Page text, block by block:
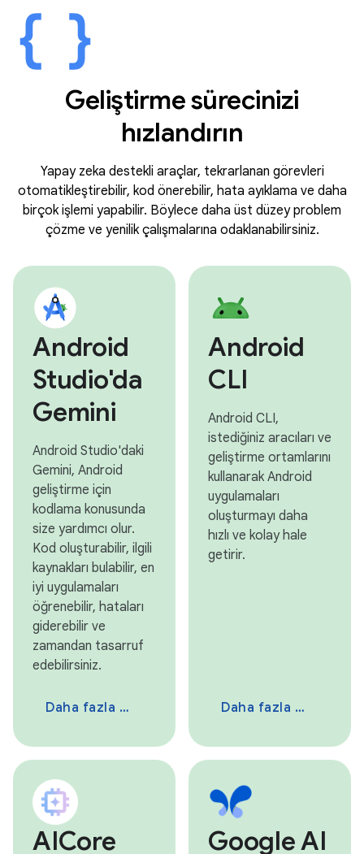
Geliştirme sürecinizi
hızlandırın
Yapay zeka destekli araçlar, tekrarlanan görevleri
otomatikleştirebilir, kod önerebilir, hata ayıklama ve daha
birçok işlemi yapabilir. Böylece daha üst düzey problem
çözme ve yenilik çalışmalarına odaklanabilirsiniz.
Android
Studio'da
Gemini
Android Studio'daki
Gemini, Android
geliştirme için
kodlama konusunda
size yardımcı olur.
Kod oluşturabilir, ilgili
kaynakları bulabilir, en
iyi uygulamaları
öğrenebilir, hataları
giderebilir ve
zamandan tasarruf
edebilirsiniz.
Daha fazla bilgi
Android
CLI
Android CLI,
istediğiniz aracıları ve
geliştirme ortamlarını
kullanarak Android
uygulamaları
oluşturmayı daha
hızlı ve kolay hale
getirir.
Daha fazla bilgi
AICore Google AI